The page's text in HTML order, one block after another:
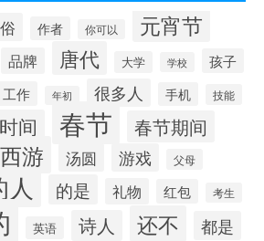
作者 你可以 元宵节
品牌 唐代 大学 学校 孩子
工作 年初 很多人 手机 技能
时间 春节 春节期间
游 汤圆 游戏 父母
人 的是 礼物 红包 考生
英语 诗人 还不 都是